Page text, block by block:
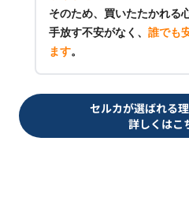
そのため、買いたたかれる
手放す不安がなく、 誰でも
ます。
セルカが選ばれる
詳しくはこ